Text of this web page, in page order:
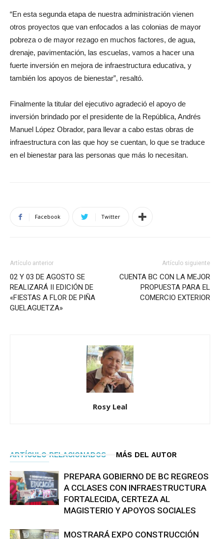
“En esta segunda etapa de nuestra administración vienen
otros proyectos que van enfocados a las colonias de mayor
pobreza o de mayor rezago en muchos factores, de agua,
drenaje, pavimentación, las escuelas, vamos a hacer una
fuerte inversión en mejora de infraestructura educativa, y
también los apoyos de bienestar”, resaltó.
Finalmente la titular del ejecutivo agradeció el apoyo de
inversión brindado por el presidente de la República, Andrés
Manuel López Obrador, para llevar a cabo estas obras de
infraestructura con las que hoy se cuentan, lo que se traduce
en el bienestar para las personas que más lo necesitan.
Facebook Twitter
Artículo anterior
02 Y 03 DE AGOSTO SE
REALIZARÁ II EDICIÓN DE
«FIESTAS A FLOR DE PIÑA
GUELAGUETZA»
Artículo siguiente
CUENTA BC CON LA MEJOR
PROPUESTA PARA EL
COMERCIO EXTERIOR
Rosy Leal
ARTÍCULO RELACIONADOS MÁS DEL AUTOR
PREPARA GOBIERNO DE BC REGREOS
A CCLASES CON INFRAESTRUCTURA
FORTALECIDA, CERTEZA AL
MAGISTERIO Y APOYOS SOCIALES
MOSTRARÁ EXPO CONSTRUCCIÓN